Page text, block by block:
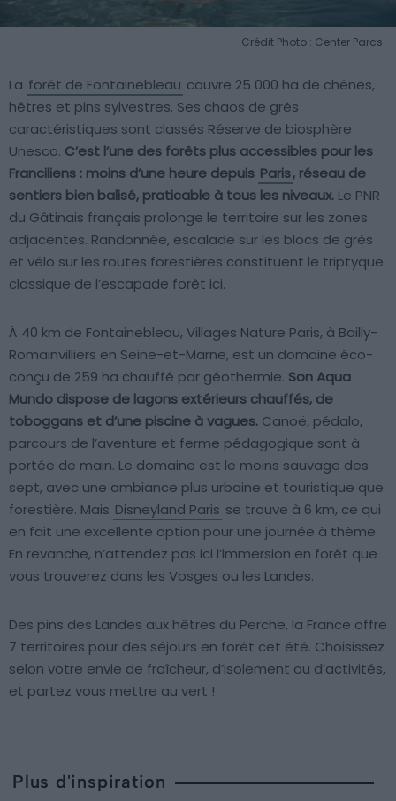
Crédit Photo : Center Parcs
La forêt de Fontainebleau couvre 25 000 ha de chênes,
hêtres et pins sylvestres. Ses chaos de grès
caractéristiques sont classés Réserve de biosphère
Unesco. C’est l’une des forêts plus accessibles pour les
Franciliens : moins d’une heure depuis Paris, réseau de
sentiers bien balisé, praticable à tous les niveaux. Le PNR
du Gâtinais français prolonge le territoire sur les zones
adjacentes. Randonnée, escalade sur les blocs de grès
et vélo sur les routes forestières constituent le triptyque
classique de l’escapade forêt ici.
À 40 km de Fontainebleau, Villages Nature Paris, à Bailly-
Romainvilliers en Seine-et-Marne, est un domaine éco-
conçu de 259 ha chauffé par géothermie. Son Aqua
Mundo dispose de lagons extérieurs chauffés, de
toboggans et d’une piscine à vagues. Canoë, pédalo,
parcours de l’aventure et ferme pédagogique sont à
portée de main. Le domaine est le moins sauvage des
sept, avec une ambiance plus urbaine et touristique que
forestière. Mais Disneyland Paris se trouve à 6 km, ce qui
en fait une excellente option pour une journée à thème.
En revanche, n’attendez pas ici l’immersion en forêt que
vous trouverez dans les Vosges ou les Landes.
Des pins des Landes aux hêtres du Perche, la France offre
7 territoires pour des séjours en forêt cet été. Choisissez
selon votre envie de fraîcheur, d’isolement ou d’activités,
et partez vous mettre au vert !
Plus d'inspiration